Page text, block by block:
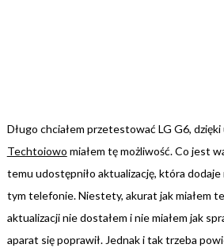
Długo chciałem przetestować LG G6,
Techtoiowo miałem tę możliwość. Co jest
temu udostępniło aktualizację, która
tym telefonie. Niestety, akurat jak miałem
aktualizacji nie dostałem i nie miałem jak
aparat się poprawił. Jednak i tak trzeba